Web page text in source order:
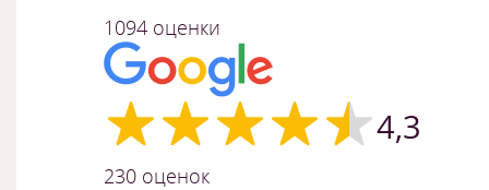
1094 оценки
4,3
230 оценок